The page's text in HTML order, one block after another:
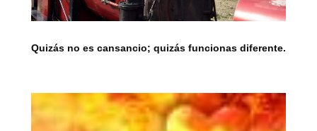
Quizás no es cansancio; quizás funcionas diferente.